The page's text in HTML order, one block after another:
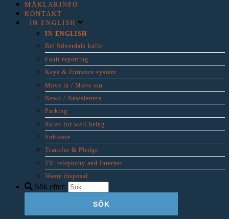
MÄKLARINFO
KONTAKT
IN ENGLISH
IN ENGLISH
Brf Silverdals kulle
Fault reporting
Keys & Entrance system
Move in / Move out
News / Newsletters
Parking
Rules for well-being
Sublease
Transfer & Pledge
TV, telephony and Internet
Waste disposal
Sök efter: